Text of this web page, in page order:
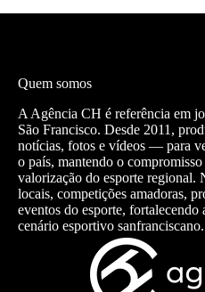
Quem somos
A Agência CH é referência em
São Francisco. Desde 2011,
notícias, fotos e vídeos — para
o país, mantendo o
valorização do esporte regional.
locais, competições amadoras,
eventos do esporte,
cenário esportivo sanfranciscano.